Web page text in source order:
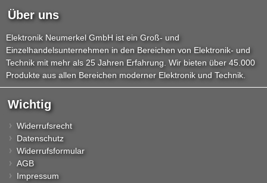
Über uns
Elektronik Neumerkel GmbH ist ein Groß- und
Einzelhandelsunternehmen in den Bereichen von Elektronik- und
Technik mit mehr als 25 Jahren Erfahrung. Wir bieten über 45.000
Produkte aus allen Bereichen moderner Elektronik und Technik.
Wichtig
Widerrufsrecht
Datenschutz
Widerrufsformular
AGB
Impressum